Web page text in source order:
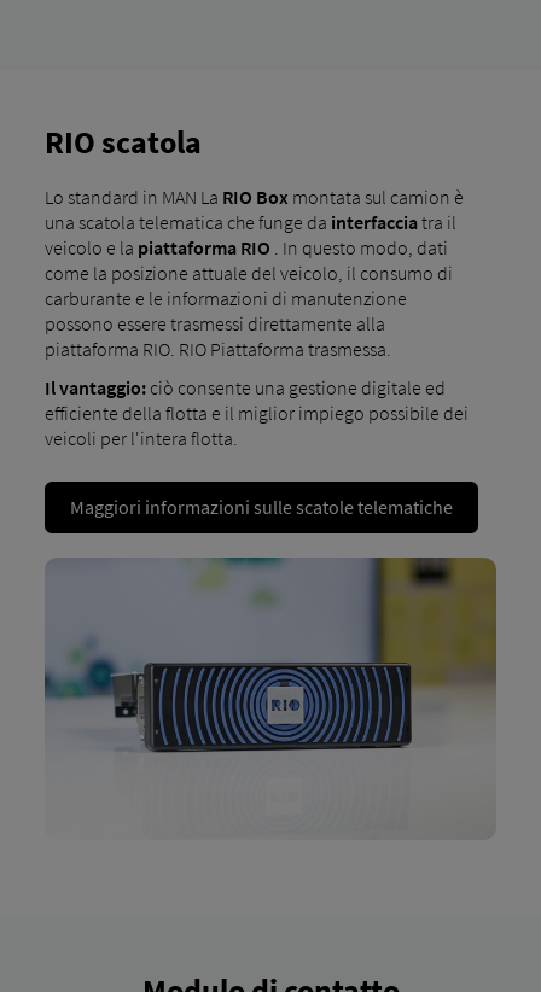
RIO scatola
Lo standard in MAN La RIO Box montata sul camion è
una scatola telematica che funge da interfacciatra il
veicolo e la piattaforma RIO . In questo modo, dati
come la posizione attuale del veicolo, il consumo di
carburante e le informazioni di manutenzione
possono essere trasmessi direttamente alla
piattaforma RIO. RIO Piattaforma trasmessa.
Il vantaggio:ciò consente una gestione digitale ed
efficiente della flotta e il miglior impiego possibile dei
veicoli per l'intera flotta.
Maggiori informazioni sulle scatole telematiche